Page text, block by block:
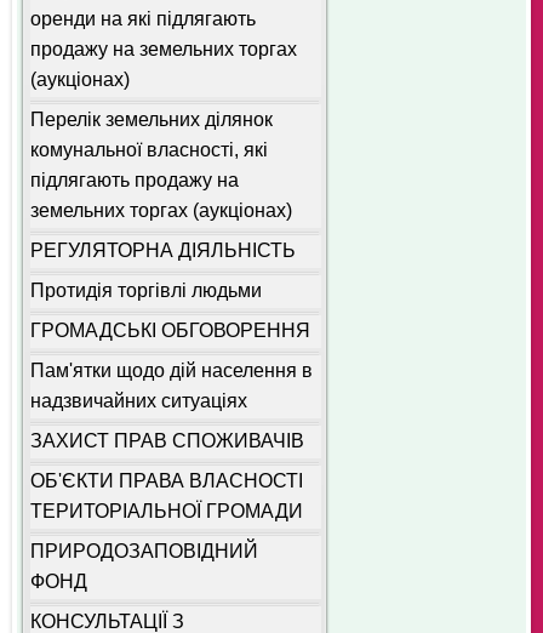
оренди на які підлягають
продажу на земельних торгах
(аукціонах)
Перелік земельних ділянок
комунальної власності, які
підлягають продажу на
земельних торгах (аукціонах)
РЕГУЛЯТОРНА ДІЯЛЬНІСТЬ
Протидія торгівлі людьми
ГРОМАДСЬКІ ОБГОВОРЕННЯ
Пам'ятки щодо дій населення в
надзвичайних ситуаціях
ЗАХИСТ ПРАВ СПОЖИВАЧІВ
ОБ'ЄКТИ ПРАВА ВЛАСНОСТІ
ТЕРИТОРІАЛЬНОЇ ГРОМАДИ
ПРИРОДОЗАПОВІДНИЙ
ФОНД
КОНСУЛЬТАЦІЇ З